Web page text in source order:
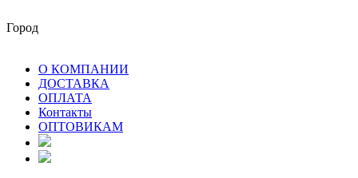
Город
О КОМПАНИИ
ДОСТАВКА
ОПЛАТА
Контакты
ОПТОВИКАМ